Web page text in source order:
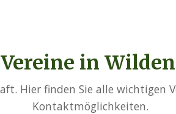
in
Hier finden Sie alle
Kontaktmöglichkeiten.